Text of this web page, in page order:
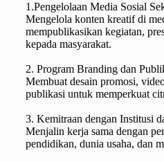
1.Pengelolaan Media Sosial
Mengelola konten kreatif di
mempublikasikan kegiatan,
kepada masyarakat.
2. Program Branding dan
Membuat desain promosi,
publikasi untuk memperkuat
3. Kemitraan dengan Institusi
Menjalin kerja sama dengan
pendidikan, dunia usaha, dan